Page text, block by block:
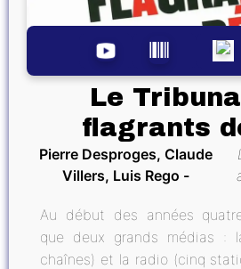
Le
flagrants
Pierre Desproges, Claude
Villers, Luis Rego
Au début des années
que deux grands médias :
chaînes) et la radio (cinq